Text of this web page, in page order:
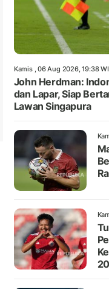
Kamis , 06 Aug 2026, 19:38
John Herdman:
dan Lapar, Siap
Lawan Singapura